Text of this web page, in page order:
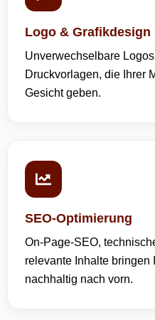
Logo & Grafikdesign
Unverwechselbare
Druckvorlagen, die Ihrer
Gesicht geben.
SEO-Optimierung
On-Page-SEO,
relevante Inhalte bringen
nachhaltig nach vorn.